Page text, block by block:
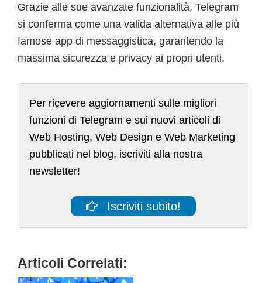
Grazie alle sue avanzate funzionalità, Telegram
si conferma come una valida alternativa alle più
famose app di messaggistica, garantendo la
massima sicurezza e privacy ai propri utenti.
Per ricevere aggiornamenti sulle migliori
funzioni di Telegram e sui nuovi articoli di
Web Hosting, Web Design e Web Marketing
pubblicati nel blog, iscriviti alla nostra
newsletter!
Iscriviti subito!
Articoli Correlati: